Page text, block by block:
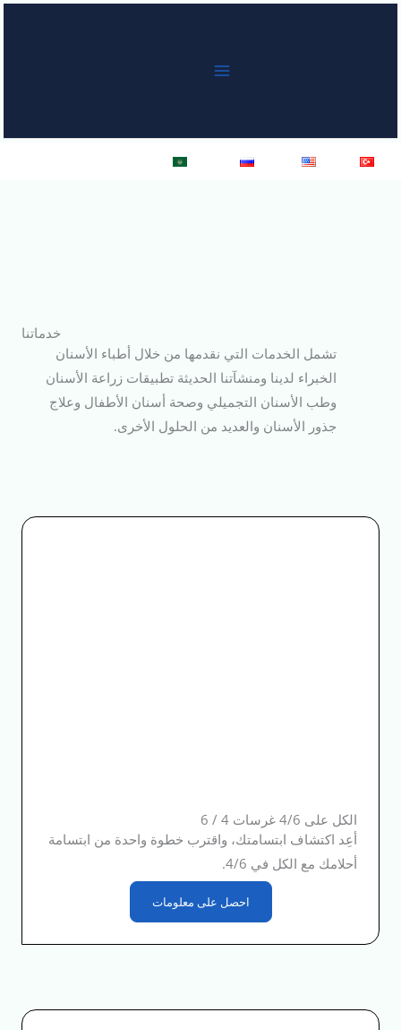
Türkçe
English
خدماتنا
تشمل الخدمات التي نقدمها من خلال أطباء الأسنان
الخبراء لدينا ومنشآتنا الحديثة تطبيقات زراعة الأسنان
وطب الأسنان التجميلي وصحة أسنان الأطفال وعلاج
جذور الأسنان والعديد من الحلول الأخرى.
الكل على 4/6 غرسات 4 / 6
أعِد اكتشاف ابتسامتك، واقترب خطوة واحدة من ابتسامة
أحلامك مع الكل في 4/6.
احصل على معلومات